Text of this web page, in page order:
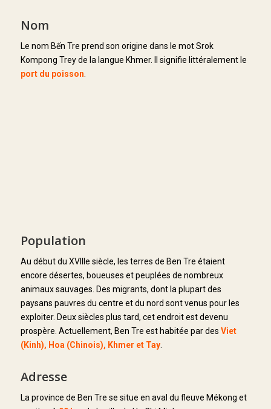
Nom
Le nom Bến Tre prend son origine dans le mot Srok
Kompong Trey de la langue Khmer. Il signifie littéralement le
port du poisson
Population
Au début du XVIIIe siècle, les terres de Ben Tre étaient
encore désertes, boueuses et peuplées de nombreux
animaux sauvages. Des migrants, dont la plupart des
paysans pauvres du centre et du nord sont venus pour les
exploiter. Deux siècles plus tard, cet endroit est devenu
prospère. Actuellement, Ben Tre est habitée par des Viet
(Kinh), Hoa (Chinois), Khmer et Tay.
Adresse
La province de Ben Tre se situe en aval du fleuve Mékong et